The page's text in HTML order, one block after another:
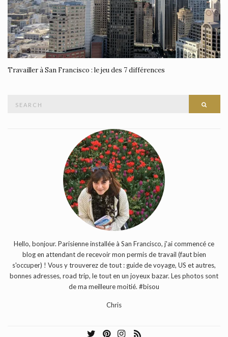
Travailler à San Francisco : le jeu des 7 différences
Hello, bonjour. Parisienne installée à San Francisco, j'ai commencé ce
blog en attendant de recevoir mon permis de travail (faut bien
s'occuper) ! Vous y trouverez de tout : guide de voyage, US et autres,
bonnes adresses, road trip, le tout en un joyeux bazar. Les photos sont
de ma meilleure moitié. #bisou
Chris